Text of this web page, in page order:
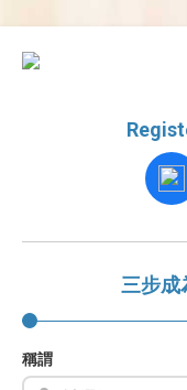
三步成
稱謂